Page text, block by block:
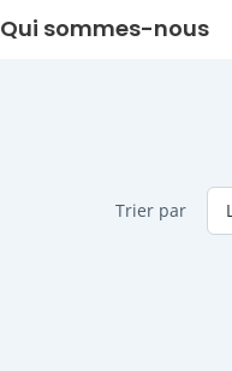
Qui sommes-nous
Trier par